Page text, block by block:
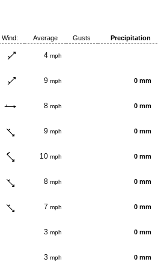
Wind: Average Gusts Precipitation
4 mph
9 mph 0 mm
8 mph 0 mm
9 mph 0 mm
10 mph 0 mm
8 mph 0 mm
7 mph 0 mm
3 mph 0 mm
3 mph 0 mm